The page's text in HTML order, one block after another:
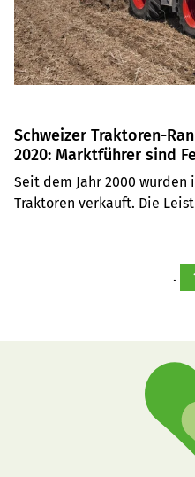
Schweizer Traktoren-
2020: Marktführer sind
John Deere & New
Seit dem Jahr 2000 wurden
Traktoren verkauft. Die
Deutz-Fahr und Massey